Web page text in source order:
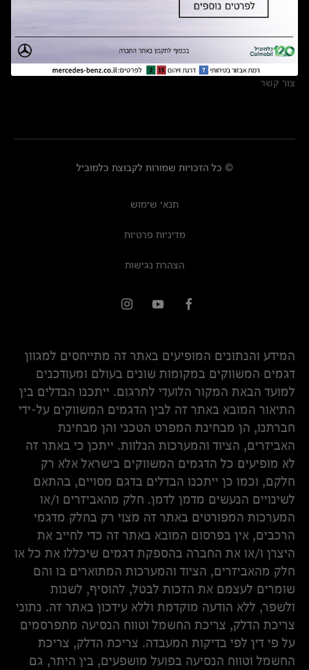
מצאו אותנו
אולמות תצוגה
מרכזי שירות
צור קשר
© כל הזכויות שמורות לקבוצת כלמוביל
תנאי שימוש
מדיניות פרטיות
הצהרת נגישות
המידע והנתונים המופיעים באתר זה מתייחסים למגוון
דגמים המשווקים במקומות שונים בעולם ומעודכנים
למועד הבאת המקור הלועדי לתרגום. ייתכנו הבדלים בין
התיאור המובא באתר זה לבין הדגמים המשווקים על-ידי
חברתנו, הן מבחינת המפרט הטכני והן מבחינת
האביזרים, הציוד והמערכות הנלוות. ייתכן כי באתר זה
לא מופיעים כל הדגמים המשווקים בישראל אלא רק
חלקם, וכמו כן ייתכנו הבדלים בדגם מסויים, בהתאם
לשינויים הנעשים מדמן לדמן. חלק מהאביזרים ו/או
המערכות המפורטים באתר זה מצוי רק בחלק מדגמי
הרכבים, אין בפרסום המובא באתר זה כדי לחייב את
היצרן ו/או את החברה בהספקת דגמים שיכללו את כל או
חלק מהאביזרים, הציוד והמערכות המתוארים בו והם
שומרים לעצמם את הזכות לבטל, להוסיף, לשנות
ולשפר, ללא הודעה מוקדמת וללא עידכון באתר זה. נתוני
צריכת הדלק, צריכת החשמל וטווח הנסיעה מתפרסמים
על פי דין לפי בדיקות המעבדה. צריכת הדלק, צריכת
החשמל וטווח הנסיעה בפועל מושפעים, בין היתר, גם